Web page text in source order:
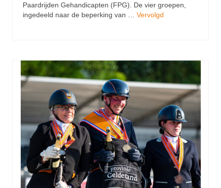
Paardrijden Gehandicapten (FPG). De vier groepen,
ingedeeld naar de beperking van … Vervolgd